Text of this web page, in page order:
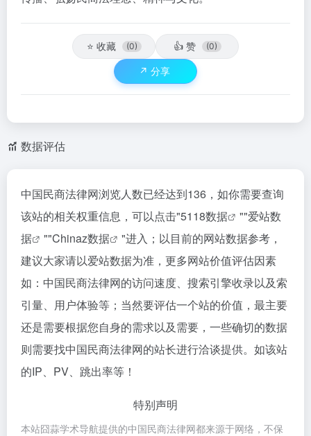
⭐ 收藏 (0) 👍 赞 (0)
↗️ 分享
数据评估
中国民商法律网浏览人数已经达到136，如你需要查询
该站的相关权重信息，可以点击"5118数据 ""爱站数
据
""Chinaz数据
"进入；以目前的网站数据参考，
建议大家请以爱站数据为准，更多网站价值评估因素
如：中国民商法律网的访问速度、搜索引擎收录以及索
引量、用户体验等；当然要评估一个站的价值，最主要
还是需要根据您自身的需求以及需要，一些确切的数据
则需要找中国民商法律网的站长进行洽谈提供。如该站
的IP、PV、跳出率等！
特别声明
本站囧蒜学术导航提供的中国民商法律网都来源于网络，不保